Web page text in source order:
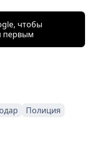
чтобы
первым
Полиция